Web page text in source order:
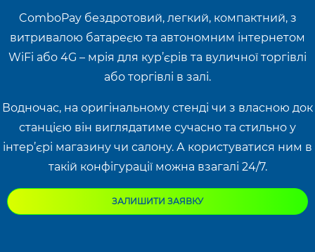
ComboPay бездротовий, легкий, компактний, з
витривалою батареєю та автономним інтернетом
WiFi або 4G – мрія для кур’єрів та вуличної торгівлі
або торгівлі в залі.
Водночас, на оригінальному стенді чи з власною док
станцією він виглядатиме сучасно та стильно у
інтер’єрі магазину чи салону. А користуватися ним в
такій конфігурації можна взагалі 24/7.
ЗАЛИШИТИ ЗАЯВКУ